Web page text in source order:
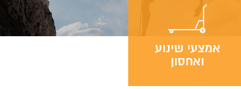
אמצעי שינוע
ואחסון